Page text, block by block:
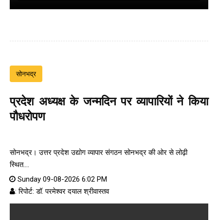
सोनभद्र
प्रदेश अध्यक्ष के जन्मदिन पर व्यापारियों ने किया
पौधरोपण
सोनभद्र। उत्तर प्रदेश उद्योग व्यापार संगठन सोनभद्र की ओर से लोढ़ी
स्थित....
Sunday 09-08-2026 6:02 PM
: रिपोर्ट: डॉ. परमेश्वर दयाल श्रीवास्तव